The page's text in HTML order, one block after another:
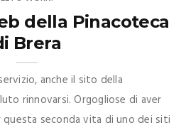
della Pinacoteca
Brera
anche il sito della
rinnovarsi. Orgogliose di aver
seconda vita di uno dei siti